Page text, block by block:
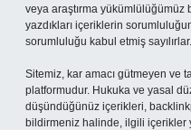
veya araştırma yükümlülüğümüz
yazdıkları içeriklerin
sorumluluğu kabul etmiş sayılırlar.
Sitemiz, kar amacı gütmeyen ve
platformudur. Hukuka ve yasal
düşündüğünüz içerikleri,
bildirmeniz halinde, ilgili içerikler